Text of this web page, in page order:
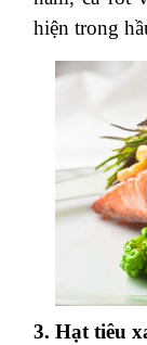
hiện trong
3. Hạt tiêu